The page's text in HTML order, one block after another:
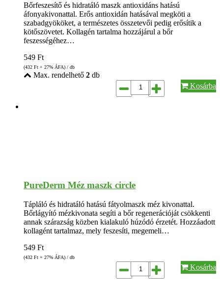
Bőrfeszesítő és hidratáló maszk antioxidáns hatású
áfonyakivonattal. Erős antioxidán hatásával megköti a
szabadgyököket, a természetes összetevői pedig erősítik a
kötőszövetet. Kollagén tartalma hozzájárul a bőr
feszességéhez…
549 Ft
(432 Ft + 27% ÁFA) / db
Max. rendelhető 2 db
Kosárba
PureDerm Méz maszk circle
Tápláló és hidratáló hatású fátyolmaszk méz kivonattal.
Bőrlágyító mézkivonata segíti a bőr regenerációját csökkenti
annak szárazság közben kialakuló húzódó érzetét. Hozzáadott
kollagént tartalmaz, mely feszesíti, megemeli…
549 Ft
(432 Ft + 27% ÁFA) / db
Kosárba